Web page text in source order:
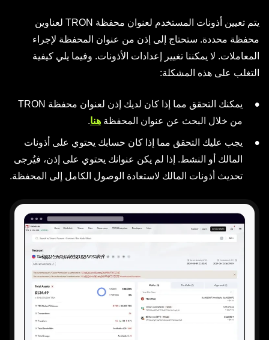
يتم تعيين أذونات المستخدم لعنوان محفظة TRON لعناوين
محفظة محددة. ستحتاج إلى إذن من عنوان المحفظة لإجراء
المعاملات. لا يمكننا تغيير إعدادات الأذونات. وفيما يلي كيفية
التغلب على هذه المشكلة:
يمكنك التحقق مما إذا كان لديك إذن لعنوان محفظة TRON
من خلال البحث عن عنوان المحفظة هنا.
يجب عليك التحقق مما إذا كان حسابك يحتوي على أذونات
المالك أو النشط. إذا لم يكن عنوانك يحتوي على إذن، فيُرجى
تحديث أذونات المالك لاستعادة الوصول الكامل إلى المحفظة.